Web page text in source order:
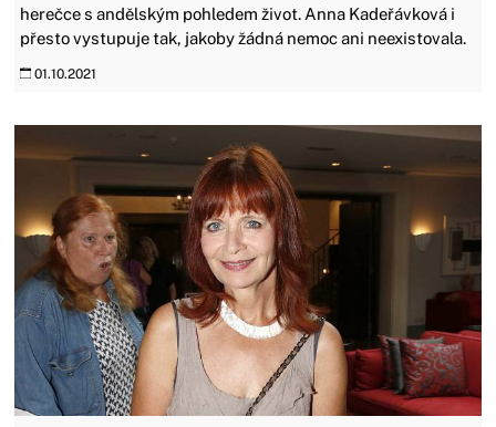
herečce s andělským pohledem život. Anna Kadeřávková i
přesto vystupuje tak, jakoby žádná nemoc ani neexistovala.
01.10.2021